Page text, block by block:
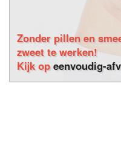
Zonder pillen en
zweet te werken!
Kijk opeenvoudig-